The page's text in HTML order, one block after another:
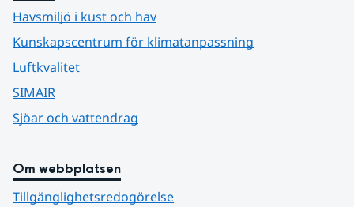
Havsmiljö i kust och hav
Kunskapscentrum för klimatanpassning
Luftkvalitet
SIMAIR
Sjöar och vattendrag
Om webbplatsen
Tillgänglighetsredogörelse